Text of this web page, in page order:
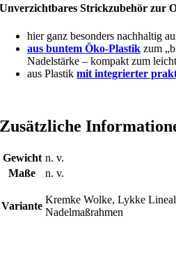
Unverzichtbares Strickzubehör zur
hier ganz besonders nachhaltig
aus buntem Öko-Plastik zum
Nadelstärke – kompakt zum
aus Plastikmit integrierter
Zusätzliche
Gewicht n. v.
Maße
n. v.
Variante
Kremke Wolke, Lykke
Nadelmaßrahmen